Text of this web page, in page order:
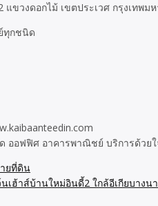
ขวงดอกไม้ เขตประเวศ กรุงเทพม
ทุกชนิด
ออฟฟิศ อาคารพาณิชย์ บริการด้วยใ
ยที่ดิน
เฮ้าส์บ้านใหม่อินดี้2 ใกล้อีเกียบางนา